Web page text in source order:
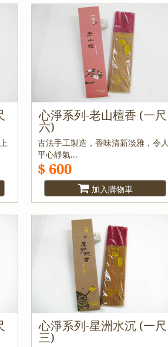
心淨系列-老山檀香 (一尺
六)
古法手工製造，香味清新淡雅，令人
平心靜氣...
$ 600
加入購物車
心淨系列-星洲水沉 (一尺
三)